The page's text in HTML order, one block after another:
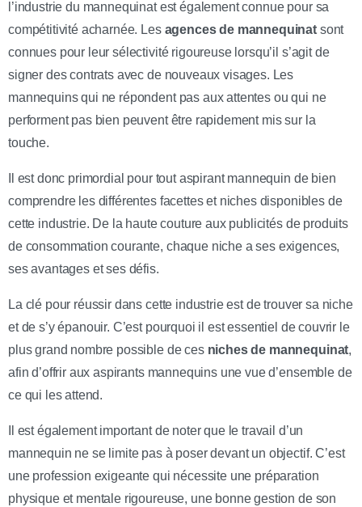
l’industrie du mannequinat est également connue pour sa
compétitivité acharnée. Les agences de mannequinat sont
connues pour leur sélectivité rigoureuse lorsqu’il s’agit de
signer des contrats avec de nouveaux visages. Les
mannequins qui ne répondent pas aux attentes ou qui ne
performent pas bien peuvent être rapidement mis sur la
touche.
Il est donc primordial pour tout aspirant mannequin de bien
comprendre les différentes facettes et niches disponibles de
cette industrie. De la haute couture aux publicités de produits
de consommation courante, chaque niche a ses exigences,
ses avantages et ses défis.
La clé pour réussir dans cette industrie est de trouver sa niche
et de s’y épanouir. C’est pourquoi il est essentiel de couvrir le
plus grand nombre possible de ces niches de mannequinat,
afin d’offrir aux aspirants mannequins une vue d’ensemble de
ce qui les attend.
Il est également important de noter que le travail d’un
mannequin ne se limite pas à poser devant un objectif. C’est
une profession exigeante qui nécessite une préparation
physique et mentale rigoureuse, une bonne gestion de son